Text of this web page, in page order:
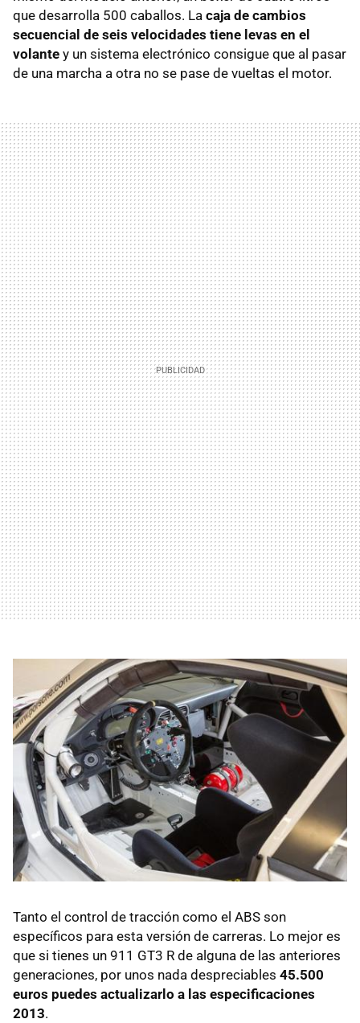
que desarrolla 500 caballos. La caja de cambios
secuencial de seis velocidades tiene levas en el
volante y un sistema electrónico consigue que al pasar
de una marcha a otra no se pase de vueltas el motor.
Tanto el control de tracción como el ABS son
específicos para esta versión de carreras. Lo mejor es
que si tienes un 911 GT3 R de alguna de las anteriores
generaciones, por unos nada despreciables 45.500
euros puedes actualizarlo a las especificaciones
2013.